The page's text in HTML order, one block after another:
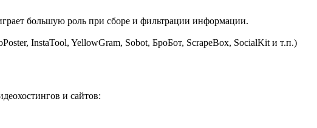
большую роль при сборе и фильтрации информации.
InstaTool, YellowGram, Sobot, БроБот, ScrapeBox, SocialKit и т.п.)
и сайтов: